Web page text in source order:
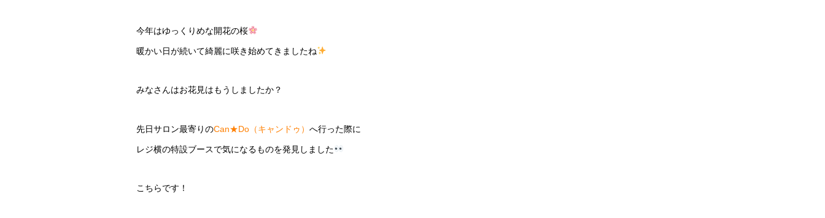
今年はゆっくりめな開花の桜
暖かい日が続いて綺麗に咲き始めてきましたね
みなさんはお花見はもうしましたか？
先日サロン最寄りのCan★Do（キャンドゥ） へ行った際に
レジ横の特設ブースで気になるものを発見しました
こちらです！